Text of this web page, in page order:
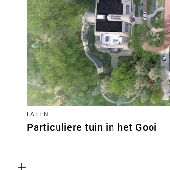
LAREN
Particuliere tuin in het Gooi